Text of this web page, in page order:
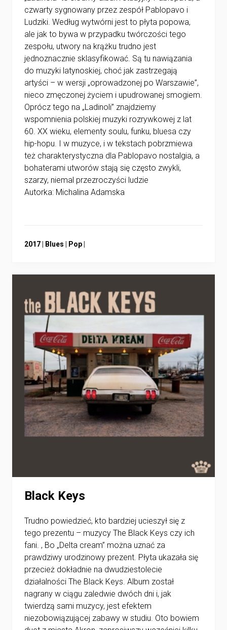
czwarty sygnowany przez zespół Pablopavo i
Ludziki. Według wytwórni jest to płyta popowa,
ale jak to bywa w przypadku twórczości tego
zespołu, utwory na krążku trudno jest
jednoznacznie sklasyfikować. Są tu nawiązania
do muzyki latynoskiej, choć jak zastrzegają
artyści – w wersji „oprowadzonej po Warszawie”,
nieco zmęczonej życiem i upudrowanej smogiem.
Oprócz tego na „Ladinoli” znajdziemy
wspomnienia polskiej muzyki rozrywkowej z lat
60. XX wieku, elementy soulu, funku, bluesa czy
hip-hopu. I w muzyce, i w tekstach pobrzmiewa
też charakterystyczna dla Pablopavo nostalgia, a
bohaterami utworów stają się często zwykli,
szarzy, niemal przezroczyści ludzie
Autorka: Michalina Adamska
Przejdź
2017
Przejdź
Blues
Przejdź
Pop
Black Keys
Trudno powiedzieć, kto bardziej ucieszył się z
tego prezentu – muzycy The Black Keys czy ich
fani. , Bo „Delta cream” można uznać za
prawdziwy urodzinowy prezent. Płyta ukazała się
przecież dokładnie na dwudziestolecie
działalności The Black Keys. Album został
nagrany w ciągu zaledwie dwóch dni i, jak
twierdzą sami muzycy, jest efektem
niezobowiązującej zabawy w studiu. Oto bowiem